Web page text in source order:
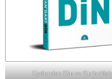
Uydurulan Din ve